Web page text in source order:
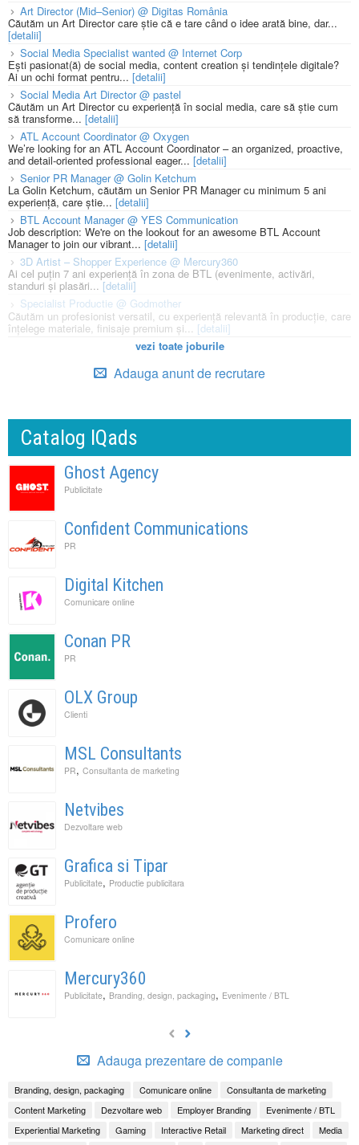
Art Director (Mid–Senior) @ Digitas România
Căutăm un Art Director care știe că e tare când o idee arată bine, dar...
[detalii]
Social Media Specialist wanted @ Internet Corp
Ești pasionat(ă) de social media, content creation și tendințele digitale?
Ai un ochi format pentru... [detalii]
Social Media Art Director @ pastel
Căutăm un Art Director cu experiență în social media, care să știe cum
să transforme... [detalii]
ATL Account Coordinator @ Oxygen
We’re looking for an ATL Account Coordinator – an organized, proactive,
and detail-oriented professional eager... [detalii]
Senior PR Manager @ Golin Ketchum
La Golin Ketchum, căutăm un Senior PR Manager cu minimum 5 ani
experiență, care știe... [detalii]
BTL Account Manager @ YES Communication
Job description: We're on the lookout for an awesome BTL Account
Manager to join our vibrant... [detalii]
3D Artist – Shopper Experience @ Mercury360
Ai cel puțin 7 ani experiență în zona de BTL (evenimente, activări,
standuri și plasări... [detalii]
Specialist Productie @ Godmother
Căutăm un profesionist versatil, cu experiență relevantă în producție, care
înțelege materiale, finisaje premium și... [detalii]
vezi toate joburile
Adauga anunt de recrutare
Catalog IQads
Ghost Agency
Publicitate
Confident Communications
PR
Digital Kitchen
Comunicare online
Conan PR
PR
OLX Group
Clienti
MSL Consultants
PR, Consultanta de marketing
Netvibes
Dezvoltare web
Grafica si Tipar
Publicitate, Productie publicitara
Profero
Comunicare online
Mercury360
Publicitate, Branding, design, packaging, Evenimente / BTL
Adauga prezentare de companie
Branding, design, packaging Comunicare online
Consultanta de marketing
Content Marketing
Dezvoltare web Employer Branding
Evenimente / BTL
Experiential Marketing
Gaming Interactive Retail Marketing direct
Media